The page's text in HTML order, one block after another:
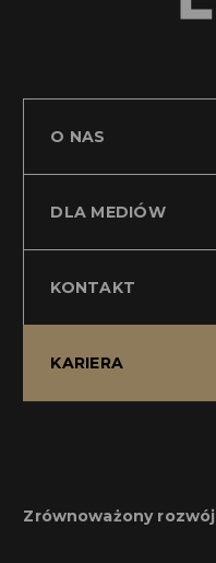
O NAS
DLA MEDIÓW
KONTAKT
KARIERA
Zrównoważony rozwój